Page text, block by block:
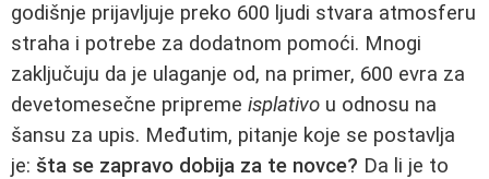
godišnje prijavljuje preko 600 ljudi stvara atmosferu
straha i potrebe za dodatnom pomoći. Mnogi
zaključuju da je ulaganje od, na primer, 600 evra za
devetomesečne pripreme isplativo u odnosu na
šansu za upis. Međutim, pitanje koje se postavlja
je: šta se zapravo dobija za te novce? Da li je to